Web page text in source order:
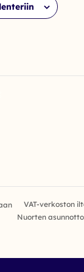
VAT-verkoston
Nuorten